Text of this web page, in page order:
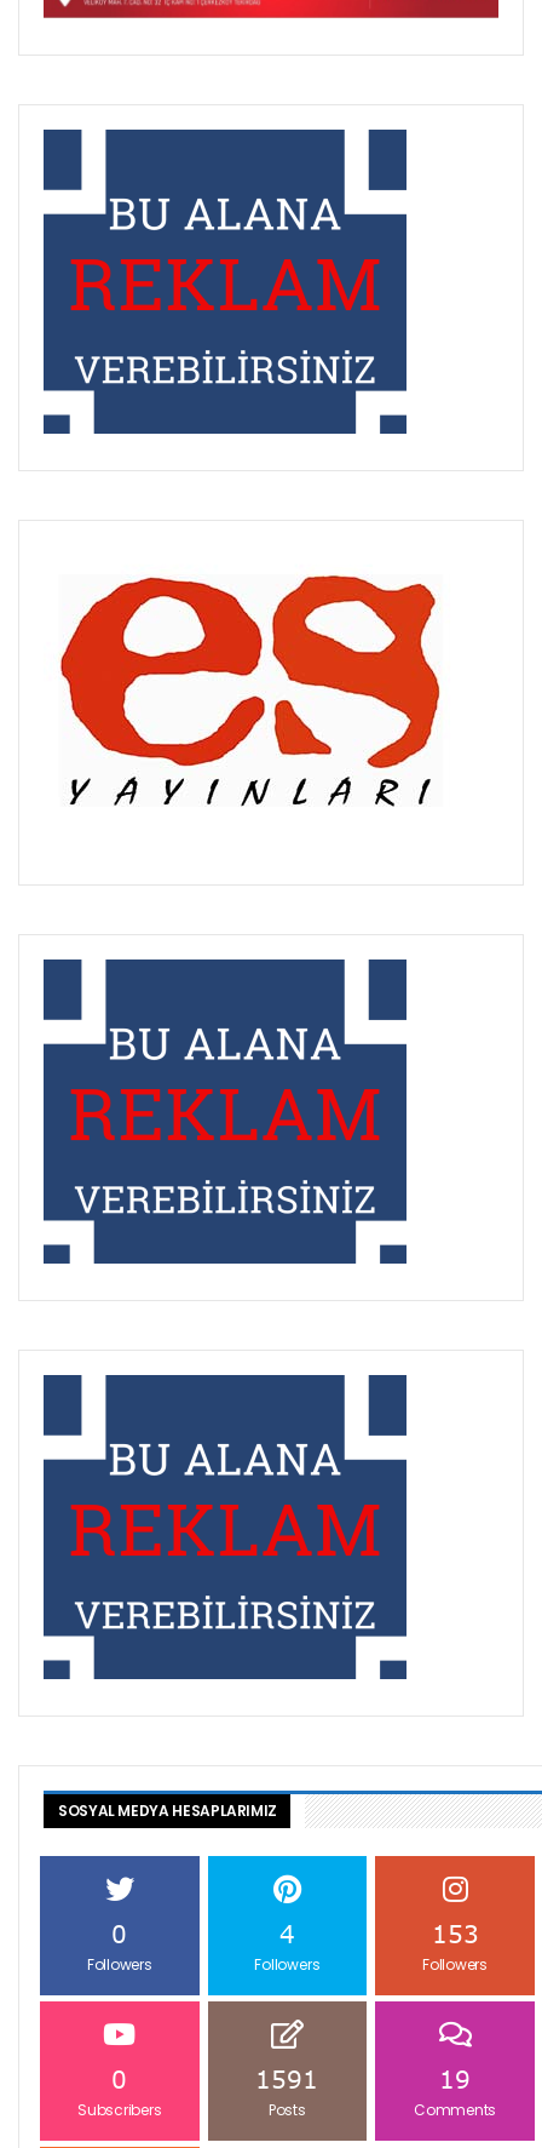
SOSYAL MEDYA HESAPLARIMIZ
0
Followers
4
Followers
153
Followers
0
Subscribers
1591
Posts
19
Comments